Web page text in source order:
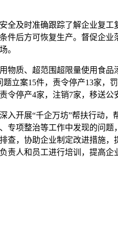
及时准确跟踪了解企业复
件后方可恢复生产。督促企
。
质、超范围超限量使用食
案15件，责令停产13家，
停产4家，注销7家，移送公
开展“千企万坊”帮扶行动
项整治等工作中发现的问
，协助企业制定改进措施
人和员工进行培训，提高企